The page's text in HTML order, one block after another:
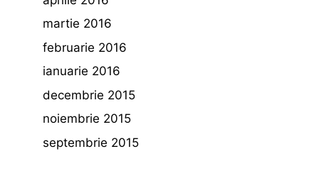
martie 2016
februarie 2016
ianuarie 2016
decembrie 2015
noiembrie 2015
septembrie 2015